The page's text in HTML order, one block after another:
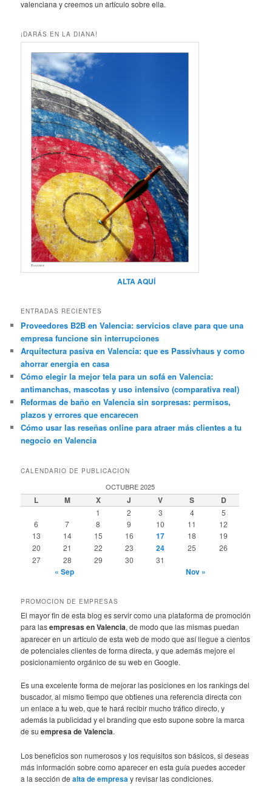
valenciana y creemos un artículo sobre ella.
¡DARÁS EN LA DIANA!
ALTA AQUÍ
ENTRADAS RECIENTES
Proveedores B2B en Valencia: servicios clave para que una
empresa funcione sin interrupciones
Arquitectura pasiva en Valencia: que es Passivhaus y como
ahorrar energia en casa
Cómo elegir la mejor tela para un sofá en Valencia:
antimanchas, mascotas y uso intensivo (comparativa real)
Reformas de baño en Valencia sin sorpresas: permisos,
plazos y errores que encarecen
Cómo usar las reseñas online para atraer más clientes a tu
negocio en Valencia
CALENDARIO DE PUBLICACION
OCTUBRE 2025
L M X J V S D
1 2 3 4
5
6
7 8 9 10 11
12
13
14 15 16 17 18
19
20
21 22 23 24 25
26
27
28 29 30 31
« Sep Nov »
PROMOCION DE EMPRESAS
El mayor fin de esta blog es servir como una plataforma de promoción
para lasempresas en Valencia, de modo que las mismas puedan
aparecer en un artículo de esta web de modo que así llegue a cientos
de potenciales clientes de forma directa, y que además mejore el
posicionamiento orgánico de su web en Google.
Es una excelente forma de mejorar las posiciones en los rankings del
buscador, al mismo tiempo que obtienes una referencia directa con
un enlace a tu web, que te hará recibir mucho tráfico directo, y
además la publicidad y el branding que esto supone sobre la marca
de suempresa de Valencia.
Los beneficios son numerosos y los requisitos son básicos, si deseas
más información sobre como aparecer en esta guía puedes acceder
a la sección dealta de empresay revisar las condiciones.